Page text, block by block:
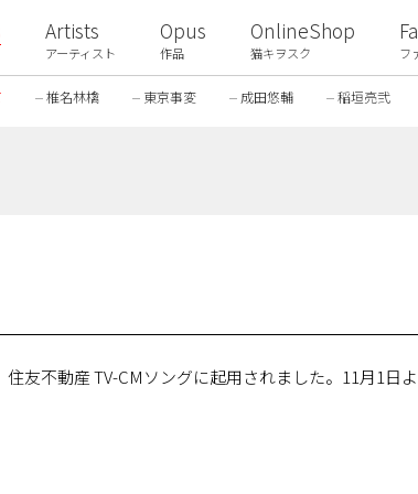
Artists
アーティスト
Opus
作品
OnlineShop
猫キヲスク フ
椎名林檎 東京事変 成田悠輔 稲垣亮弐
友不動産 TV-CMソングに起用されました。11月1日